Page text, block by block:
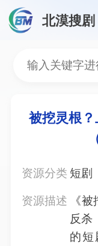
北漠搜剧
被挖灵
被挖灵根
资源分类 短剧
资源描述
《
反杀
的